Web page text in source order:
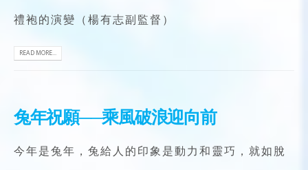
禮袍的演變（楊有志副監督）
READ MORE...
兔年祝願──乘風破浪迎向前
今年是兔年，兔給人的印象是動力和靈巧，就如脫